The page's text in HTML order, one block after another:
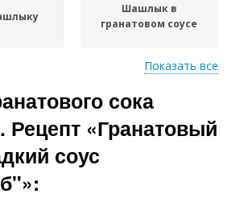
Шашлык в
гранатовом соусе
Ребер с соусом
Показать все
сока
Рецепт «Гранатовый
соус